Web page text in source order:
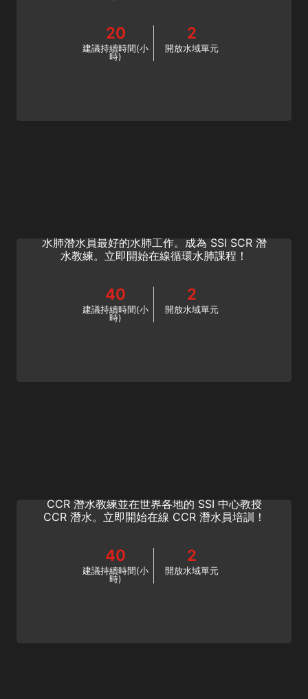
20
建議持續時間(小
時)
2
開放水域單元
水肺潛水員最好的水肺工作。成為 SSI SCR 潛
水教練。立即開始在線循環水肺課程！
40
建議持續時間(小
時)
2
開放水域單元
CCR 潛水教練並在世界各地的 SSI 中心教授
CCR 潛水。立即開始在線 CCR 潛水員培訓！
40
建議持續時間(小
時)
2
開放水域單元